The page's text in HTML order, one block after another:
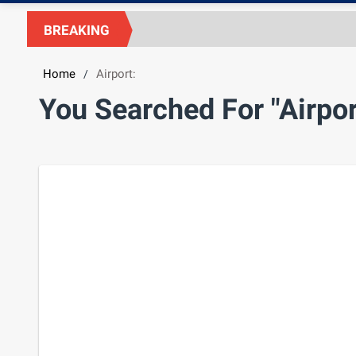
BREAKING
Home / Airport:
You Searched For